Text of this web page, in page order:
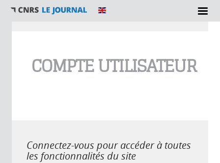
COMPTE UTILISATEUR
Connectez-vous pour accéder à toutes
les fonctionnalités du site